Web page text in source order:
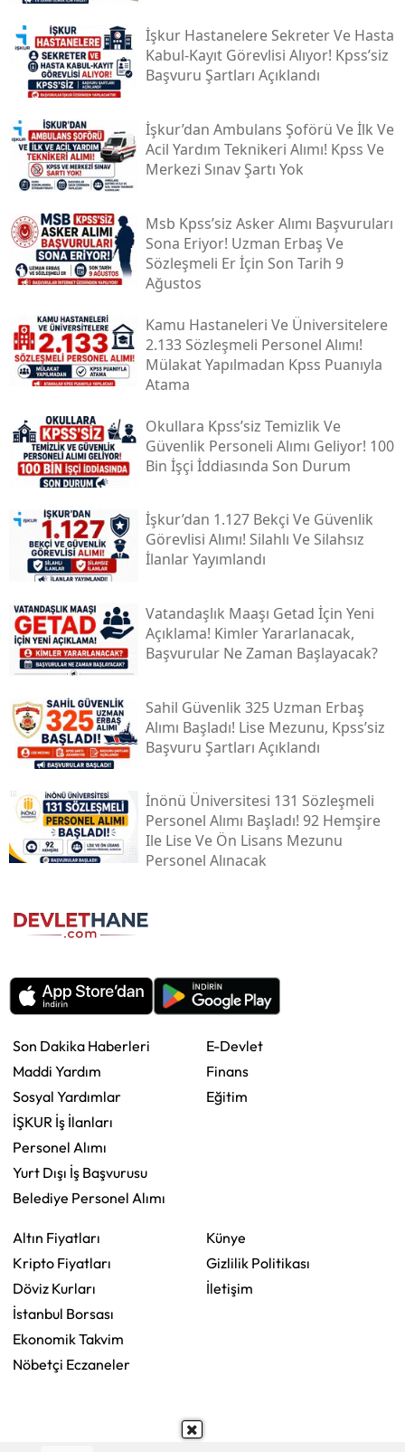
İşkur Hastanelere Sekreter Ve Hasta
Kabul-Kayıt Görevlisi Alıyor! Kpss’siz
Başvuru Şartları Açıklandı
İşkur’dan Ambulans Şoförü Ve İlk Ve
Acil Yardım Teknikeri Alımı! Kpss Ve
Merkezi Sınav Şartı Yok
Msb Kpss’siz Asker Alımı Başvuruları
Sona Eriyor! Uzman Erbaş Ve
Sözleşmeli Er İçin Son Tarih 9
Ağustos
Kamu Hastaneleri Ve Üniversitelere
2.133 Sözleşmeli Personel Alımı!
Mülakat Yapılmadan Kpss Puanıyla
Atama
Okullara Kpss’siz Temizlik Ve
Güvenlik Personeli Alımı Geliyor! 100
Bin İşçi İddiasında Son Durum
İşkur’dan 1.127 Bekçi Ve Güvenlik
Görevlisi Alımı! Silahlı Ve Silahsız
İlanlar Yayımlandı
Vatandaşlık Maaşı Getad İçin Yeni
Açıklama! Kimler Yararlanacak,
Başvurular Ne Zaman Başlayacak?
Sahil Güvenlik 325 Uzman Erbaş
Alımı Başladı! Lise Mezunu, Kpss’siz
Başvuru Şartları Açıklandı
İnönü Üniversitesi 131 Sözleşmeli
Personel Alımı Başladı! 92 Hemşire
Ile Lise Ve Ön Lisans Mezunu
Personel Alınacak
Son Dakika Haberleri
Maddi Yardım
Sosyal Yardımlar
İŞKUR İş İlanları
Personel Alımı
Yurt Dışı İş Başvurusu
Belediye Personel Alımı
E-Devlet
Finans
Eğitim
Altın Fiyatları
Kripto Fiyatları
Döviz Kurları
İstanbul Borsası
Ekonomik Takvim
Nöbetçi Eczaneler
Künye
Gizlilik Politikası
İletişim